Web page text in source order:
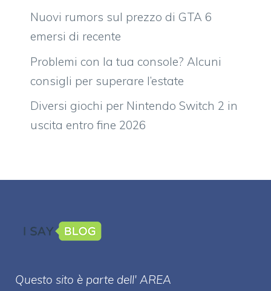
Nuovi rumors sul prezzo di GTA 6
emersi di recente
Problemi con la tua console? Alcuni
consigli per superare l’estate
Diversi giochi per Nintendo Switch 2 in
uscita entro fine 2026
Questo sito è parte dell' AREA